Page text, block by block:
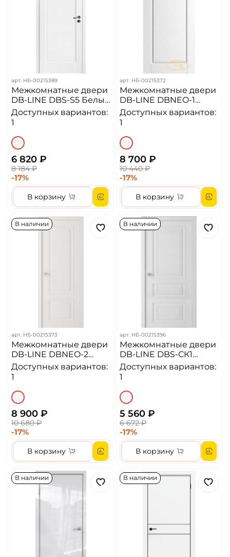
арт. НБ-00215389
Межкомнатные двери
DB-LINE DBS-S5 Белый
матовый
Доступных вариантов:
1
6 820 ₽
8 184 ₽
-17%
В корзину
арт. НБ-00215372
Межкомнатные двери
DB-LINE DBNEO-1
RAL7035
Доступных вариантов:
1
8 700 ₽
10 440 ₽
-17%
В корзину
В наличии
арт. НБ-00215373
Межкомнатные двери
DB-LINE DBNEO-2
Белая эмаль
Доступных вариантов:
1
8 900 ₽
10 680 ₽
-17%
В корзину
В наличии
арт. НБ-00215396
Межкомнатные двери
DB-LINE DBS-СК1
Белый матовый
Доступных вариантов:
1
5 560 ₽
6 672 ₽
-17%
В корзину
В наличии В наличии